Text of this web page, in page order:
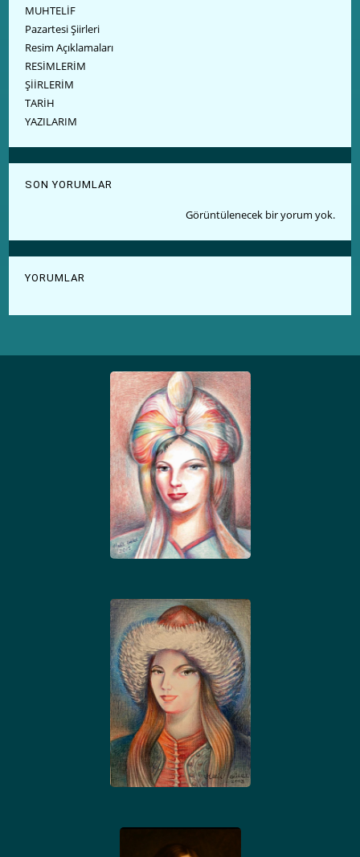
MUHTELİF
Pazartesi Şiirleri
Resim Açıklamaları
RESİMLERİM
ŞİİRLERİM
TARİH
YAZILARIM
SON YORUMLAR
Görüntülenecek bir yorum yok.
YORUMLAR